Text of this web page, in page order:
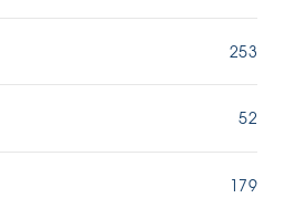
253
52
179